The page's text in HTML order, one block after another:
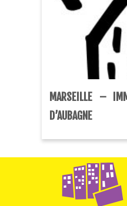
MARSEILLE –
D’AUBAGNE